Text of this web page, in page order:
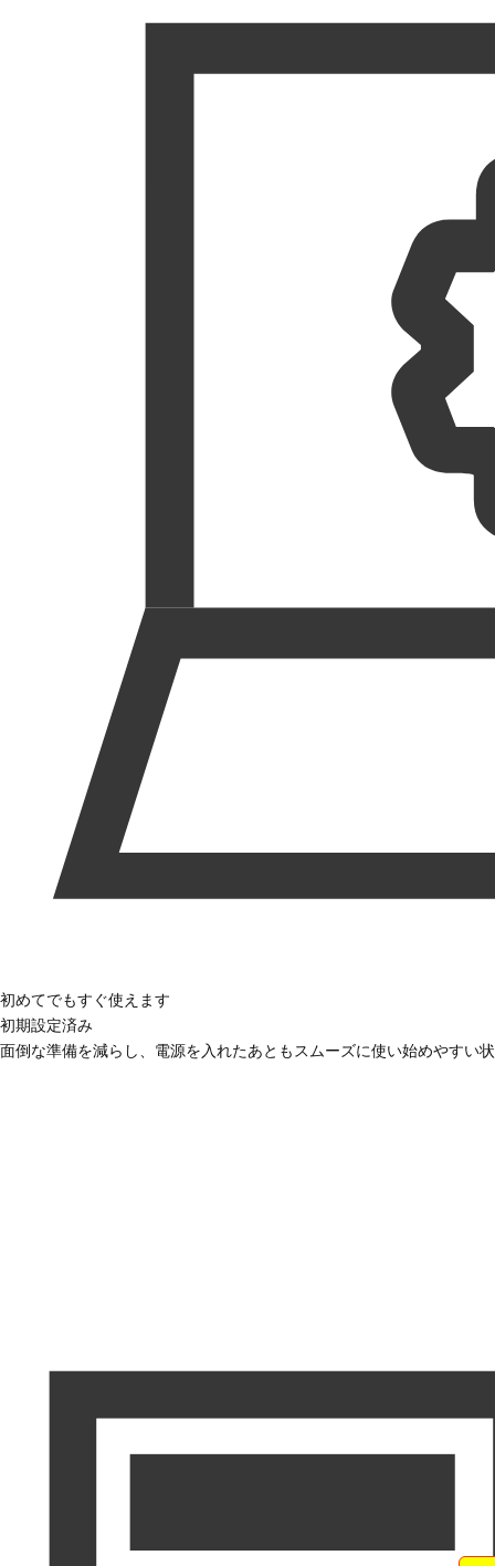
初めてでもすぐ使えます
初期設定済み
面倒な準備を減らし、電源を入れたあともスムーズに使い始めやすい